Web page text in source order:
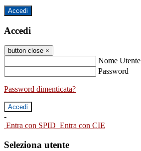
Accedi
Accedi
button close ×
Nome Utente
Password
Password dimenticata?
-
Entra con SPID Entra con CIE
Seleziona utente